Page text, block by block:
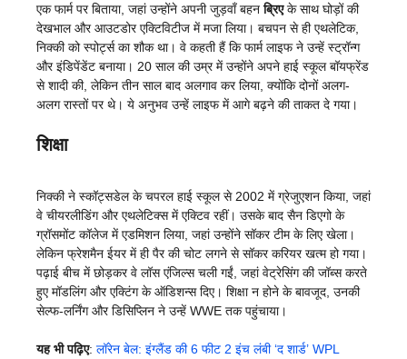
एक फार्म पर बिताया, जहां उन्होंने अपनी जुड़वाँ बहनब्रिएके साथ घोड़ों की
देखभाल और आउटडोर एक्टिविटीज में मजा लिया। बचपन से ही एथलेटिक,
निक्की को स्पोर्ट्स का शौक था। वे कहती हैं कि फार्म लाइफ ने उन्हें स्ट्रॉन्ग
और इंडिपेंडेंट बनाया। 20 साल की उम्र में उन्होंने अपने हाई स्कूल बॉयफ्रेंड
से शादी की, लेकिन तीन साल बाद अलगाव कर लिया, क्योंकि दोनों अलग-
अलग रास्तों पर थे। ये अनुभव उन्हें लाइफ में आगे बढ़ने की ताकत दे गया।
शिक्षा
निक्की ने स्कॉट्सडेल के चपरल हाई स्कूल से 2002 में ग्रेजुएशन किया, जहां
वे चीयरलीडिंग और एथलेटिक्स में एक्टिव रहीं। उसके बाद सैन डिएगो के
ग्रॉसमोंट कॉलेज में एडमिशन लिया, जहां उन्होंने सॉकर टीम के लिए खेला।
लेकिन फ्रेशमैन ईयर में ही पैर की चोट लगने से सॉकर करियर खत्म हो गया।
पढ़ाई बीच में छोड़कर वे लॉस एंजिल्स चली गईं, जहां वेट्रेसिंग की जॉब्स करते
हुए मॉडलिंग और एक्टिंग के ऑडिशन्स दिए। शिक्षा न होने के बावजूद, उनकी
सेल्फ-लर्निंग और डिसिप्लिन ने उन्हें WWE तक पहुंचाया।
यह भी पढ़िए: लॉरेन बेल: इंग्लैंड की 6 फीट 2 इंच लंबी ‘द शार्ड’ WPL